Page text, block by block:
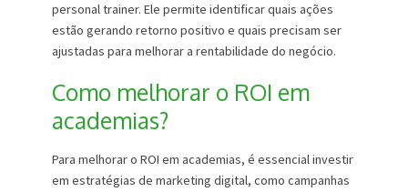
personal trainer. Ele permite identificar quais ações
estão gerando retorno positivo e quais precisam ser
ajustadas para melhorar a rentabilidade do negócio.
Como melhorar o ROI em
academias?
Para melhorar o ROI em academias, é essencial investir
em estratégias de marketing digital, como campanhas